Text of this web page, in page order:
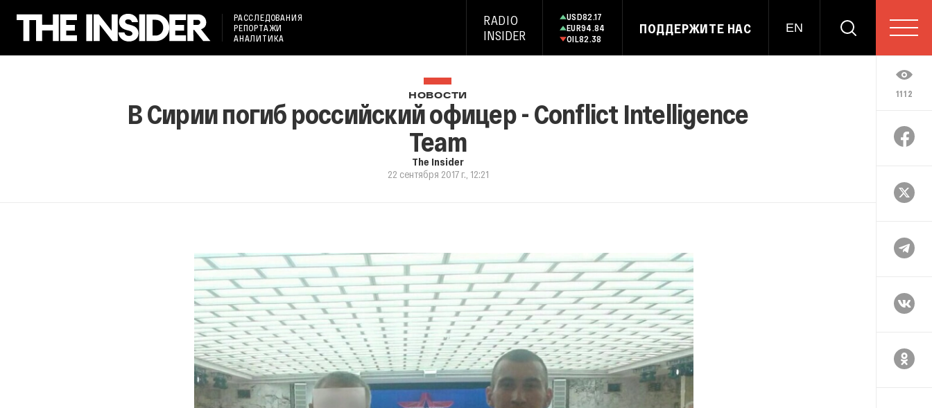
РАССЛЕДОВАНИЯ
РЕПОРТАЖИ
АНАЛИТИКА
RADIO
INSIDER
USD82.17
EUR94.84
OIL82.38
ПОДДЕРЖИТЕ НАС EN
1112
НОВОСТИ
В Сирии погиб российский офицер - Conflict Intelligence
Team
The Insider
22 сентября 2017 г., 12:21